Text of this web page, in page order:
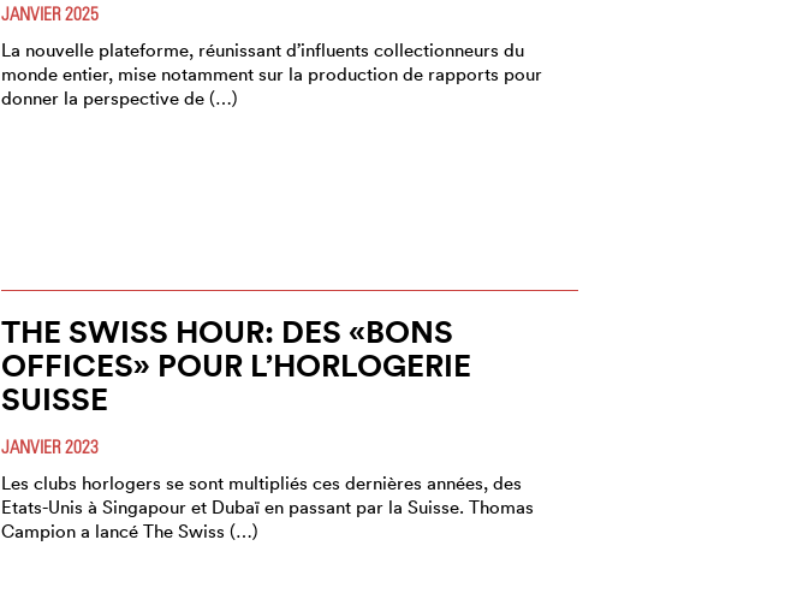
JANVIER 2025
La nouvelle plateforme, réunissant d’influents collectionneurs du
monde entier, mise notamment sur la production de rapports pour
donner la perspective de (…)
THE SWISS HOUR: DES «BONS
OFFICES» POUR L’HORLOGERIE
SUISSE
JANVIER 2023
Les clubs horlogers se sont multipliés ces dernières années, des
Etats-Unis à Singapour et Dubaï en passant par la Suisse. Thomas
Campion a lancé The Swiss (…)